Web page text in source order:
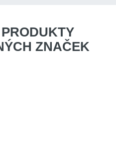
ZNAČEK